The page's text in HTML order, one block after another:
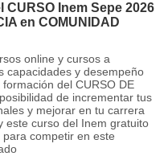
Inem Sepe 2026
en COMUNIDAD
online y cursos a
capacidades y desempeño
del CURSO DE
de incrementar tus
y mejorar en tu carrera
este curso del Inem gratuito
competir en este